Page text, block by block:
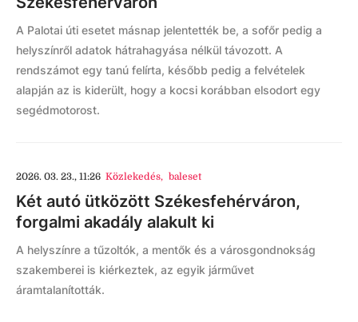
A Palotai úti esetet másnap jelentették be, a sofőr pedig a
helyszínről adatok hátrahagyása nélkül távozott. A
rendszámot egy tanú felírta, később pedig a felvételek
alapján az is kiderült, hogy a kocsi korábban elsodort egy
segédmotorost.
2026. 03. 23., 11:26 Közlekedés, baleset
Két autó ütközött Székesfehérváron,
forgalmi akadály alakult ki
A helyszínre a tűzoltók, a mentők és a városgondnokság
szakemberei is kiérkeztek, az egyik járművet
áramtalanították.